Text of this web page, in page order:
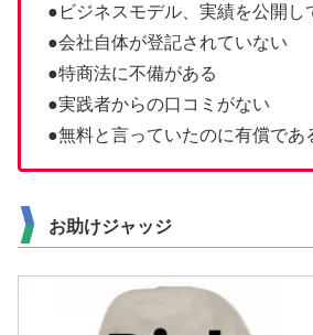
●ビジネスモデル、実績を公開し
●会社自体が登記されていない
●特商法に不備がある
●実践者からの口コミがない
●無料と言っていたのに有償であ
お助けジャッジ